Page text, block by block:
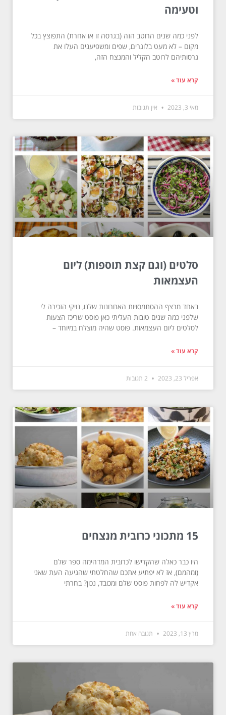
וטעימה
לפני כמה שנים הרוטב הזה (בגרסה זו או אחרת) התפוצץ בכל
מקום – לא מעט בלוגרים, שפים ומשפיענים העלו את
גרסותיהם לרוטב הקליל והמנצח הזה,
קרא עוד »
מאי 3, 2023 אין תגובות
סלטים (וגם קצת תוספות) ליום
העצמאות
באחד מרצף ההסתמסויות האחרונות שלנו, נויקי הזכירה לי
שלפני כמה שנים טובות העליתי כאן פוסט שריכז הצעות
לסלטים ליום העצמאות. פוסט שהיה מוצלח במיוחד –
קרא עוד »
אפריל 23, 2023
15 מתכוני כרובית מנצחים
היו כבר כאלה שהקדישו לכרובית המדהימה ספר שלם
(ומהמם), אז לא יפתיע אתכם שהחלטתי שהגיעה העת שאני
אקדיש לה לפחות פוסט שלם ומכובד, נכון? בחרתי
קרא עוד »
מרץ 13, 2023 תגובה אחת